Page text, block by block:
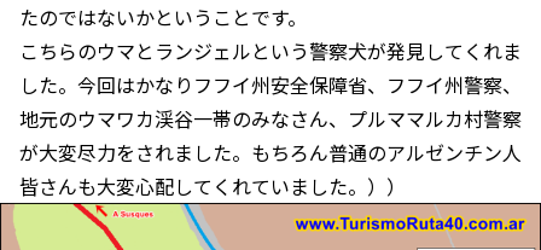
たのではないかということです。
こちらのウマとランジェルという警察犬が発見してくれま
した。今回はかなりフフイ州安全保障省、フフイ州警察、
地元のウマワカ渓谷一帯のみなさん、プルママルカ村警察
が大変尽力をされました。もちろん普通のアルゼンチン人
皆さんも大変心配してくれていました。））